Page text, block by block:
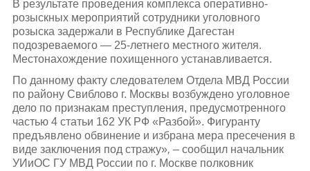
В результате проведения комплекса оперативно-
розыскных мероприятий сотрудники уголовного
розыска задержали в Республике Дагестан
подозреваемого — 25-летнего местного жителя.
Местонахождение похищенного устанавливается.
По данному факту следователем Отдела МВД России
по району Свиблово г. Москвы возбуждено уголовное
дело по признакам преступления, предусмотренного
частью 4 статьи 162 УК РФ «Разбой». Фигуранту
предъявлено обвинение и избрана мера пресечения в
виде заключения под стражу», – сообщил начальник
УИиОС ГУ МВД России по г. Москве полковник